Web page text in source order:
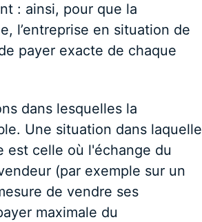
: ainsi, pour que la
l’entreprise en situation de
payer exacte de chaque
dans lesquelles la
Une situation dans laquelle
est celle où l'échange du
(par exemple sur un
de vendre ses
maximale du